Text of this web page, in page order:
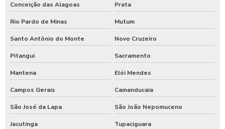
Sistema de lavagem para agro
Sistema de lavagem para agroindústria
Sistema de lavagem de ônibus
Sulfato de alumínio tratamento de efluente
Tarifador de banho para praia
Conceição das Alagoas Prata
Rio Pardo de Minas Mutum
Santo Antônio do Monte Novo Cruzeiro
Pitangui Sacramento
Mantena Elói Mendes
Campos Gerais Camanducaia
São José da Lapa São João Nepomuceno
Jacutinga Tupaciguara